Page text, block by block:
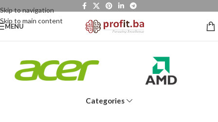
Skip to navigation
Skip to main content
MENU
Categories